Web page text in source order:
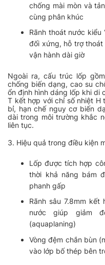
chống mài mòn và
cùng phân khúc
Rãnh thoát nước kiểu
đối xứng, hỗ trợ
vận hành dài giờ
Ngoài ra, cấu trúc lốp
chống biến dạng, cao su
ổn định hình dáng lốp khi di
T kết hợp với chỉ số nhiệt H
bỉ, hạn chế nguy cơ biến
dài trong môi trường khắc
liên tục.
3. Hiệu quả trong điều kiện
Lốp được tích hợp
thời khả năng bám
phanh gấp
Rãnh sâu 7.8mm
nước giúp giảm
(aquaplaning)
Vòng đệm chắn bùn
vào lớp bố thép bên